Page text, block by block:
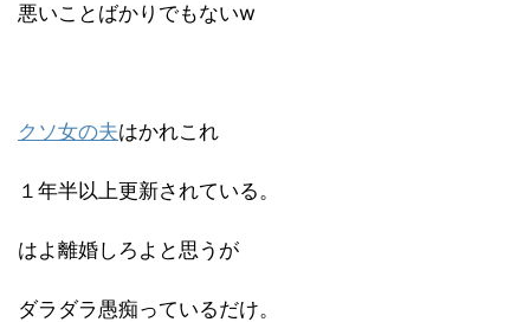
悪いことばかりでもないw
クソ女の夫はかれこれ
１年半以上更新されている。
はよ離婚しろよと思うが
ダラダラ愚痴っているだけ。